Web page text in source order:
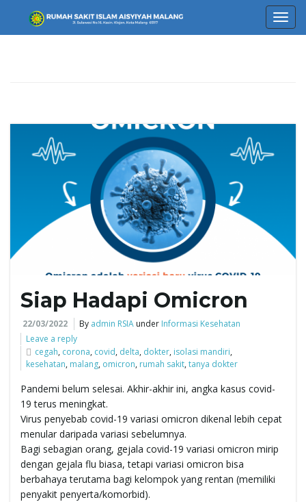
Siap Hadapi Omicron
22/03/2022 By admin RSIA under Informasi Kesehatan
Leave a reply
cegah, corona, covid, delta, dokter, isolasi mandiri,
kesehatan, malang, omicron, rumah sakit,tanya dokter
Pandemi belum selesai. Akhir-akhir ini, angka kasus covid-
19 terus meningkat.
Virus penyebab covid-19 variasi omicron dikenal lebih cepat
menular daripada variasi sebelumnya.
Bagi sebagian orang, gejala covid-19 variasi omicron mirip
dengan gejala flu biasa, tetapi variasi omicron bisa
berbahaya terutama bagi kelompok yang rentan (memiliki
penyakit penyerta/komorbid).